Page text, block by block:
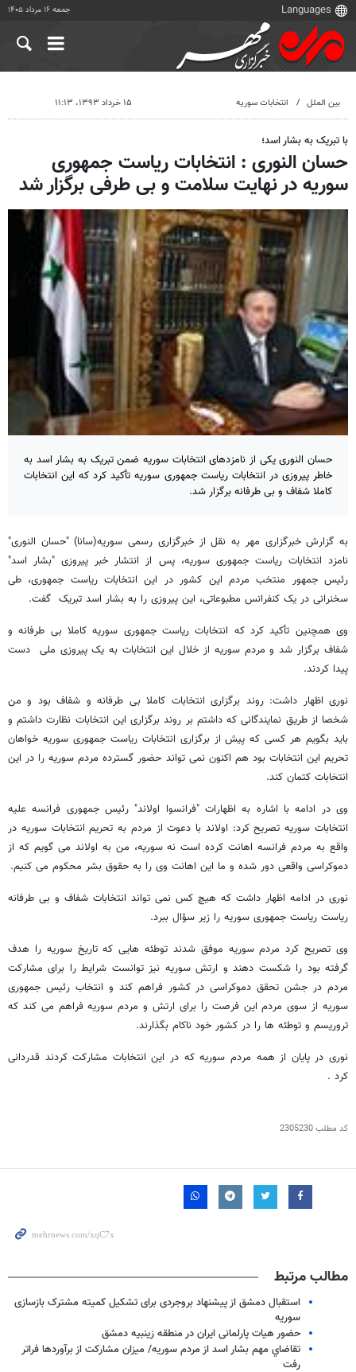
جمعه ۱۶ مرداد ۱۴۰۵
بین الملل انتخابات سوریه ۱۵ خرداد ۱۳۹۳، ۱۱:۱۳
با تبریک به بشار اسد؛
حسان النوری : انتخابات ریاست جمهوری
سوریه در نهایت سلامت و بی طرفی برگزار شد
حسان النوری یکی از نامزدهای انتخابات سوریه ضمن تبریک به بشار اسد به
خاطر پیروزی در انتخابات ریاست جمهوری سوریه تأکید کرد که این انتخابات
کاملا شفاف و بی طرفانه برگزار شد.
به گزارش خبرگزاری مهر به نقل از خبرگزاری رسمی سوریه(سانا) "حسان النوری"
نامزد انتخابات ریاست جمهوری سوریه، پس از انتشار خبر پیروزی "بشار اسد"
رئیس جمهور منتخب مردم این کشور در این انتخابات ریاست جمهوری، طی
سخنرانی در یک کنفرانس مطبوعاتی، این پیروزی را به بشار اسد تبریک گفت.
وی همچنین تأکید کرد که انتخابات ریاست جمهوری سوریه کاملا بی طرفانه و
شفاف برگزار شد و مردم سوریه از خلال این انتخابات به یک پیروزی ملی دست
پیدا کردند.
نوری اظهار داشت: روند برگزاری انتخابات کاملا بی طرفانه و شفاف بود و من
شخصا از طریق نمایندگانی که داشتم بر روند برگزاری این انتخابات نظارت داشتم و
باید بگویم هر کسی که پیش از برگزاری انتخابات ریاست جمهوری سوریه خواهان
تحریم این انتخابات بود هم اکنون نمی تواند حضور گسترده مردم سوریه را در این
انتخابات کتمان کند.
وی در ادامه با اشاره به اظهارات "فرانسوا اولاند" رئیس جمهوری فرانسه علیه
انتخابات سوریه تصریح کرد: اولاند با دعوت از مردم به تحریم انتخابات سوریه در
واقع به مردم فرانسه اهانت کرده است نه سوریه، من به اولاند می گویم که از
دموکراسی واقعی دور شده و ما این اهانت وی را به حقوق بشر محکوم می کنیم.
نوری در ادامه اظهار داشت که هیچ کس نمی تواند انتخابات شفاف و بی طرفانه
ریاست ریاست جمهوری سوریه را زیر سؤال ببرد.
وی تصریح کرد مردم سوریه موفق شدند توطئه هایی که تاریخ سوریه را هدف
گرفته بود را شکست دهند و ارتش سوریه نیز توانست شرایط را برای مشارکت
مردم در جشن تحقق دموکراسی در کشور فراهم کند و انتخاب رئیس جمهوری
سوریه از سوی مردم این فرصت را برای ارتش و مردم سوریه فراهم می کند که
تروریسم و توطئه ها را در کشور خود ناکام بگذارند.
نوری در پایان از همه مردم سوریه که در این انتخابات مشارکت کردند قدردانی
کرد .
کد مطلب2305230
مطالب مرتبط
استقبال دمشق از پیشنهاد بروجردی برای تشکیل کمیته مشترک بازسازی
سوریه
حضور هیات پارلمانی ایران در منطقه زینبیه دمشق
تقاضاي مهم بشار اسد از مردم سوریه/ میزان مشارکت از برآوردها فراتر
رفت